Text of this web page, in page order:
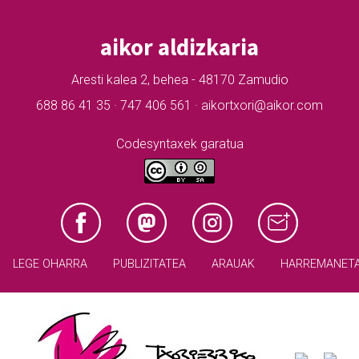
aikor aldizkaria
Aresti kalea 2, behea - 48170 Zamudio
688 86 41 35 · 747 406 561 · aikortxori@aikor.com
Codesyntaxek garatua
LEGE OHARRA PUBLIZITATEA ARAUAK